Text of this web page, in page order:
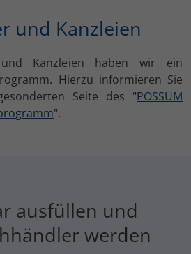
und Kanzleien
Kanzleien haben wir ein
Hierzu informieren Sie
Seite des "POSSUM
".
ausfüllen und
werden